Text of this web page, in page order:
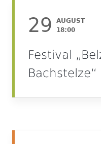
29
AUGUST
18:00
Festival
Bachstelze“